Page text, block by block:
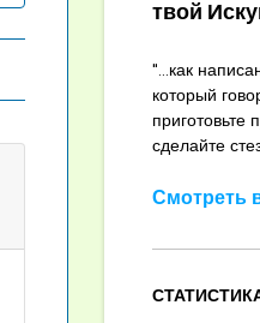
твой
"...как
который
приготовьте
сделайте
Смотреть